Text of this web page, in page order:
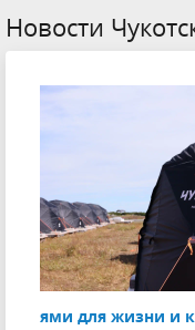
Новости
ями для жизни и